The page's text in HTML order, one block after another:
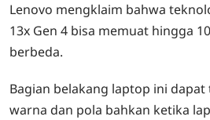
Lenovo mengklaim bahwa
13x Gen 4 bisa memuat hingga
berbeda.
Bagian belakang laptop ini
warna dan pola bahkan ketika